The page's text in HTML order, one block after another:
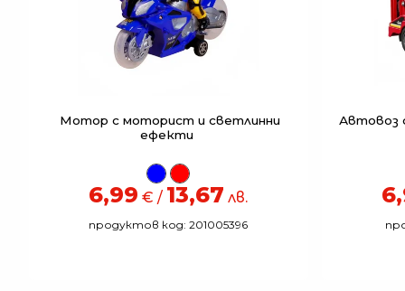
Мотор с моторист и светлинни
ефекти
6,99 € / 13,67 лв.
продуктов код: 201005396
Автовоз